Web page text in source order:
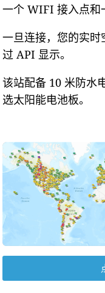
一个 WIFI 接入点和
一旦连接，您的实
过 API 显示。
该站配备 10 米防水
选太阳能电池板。